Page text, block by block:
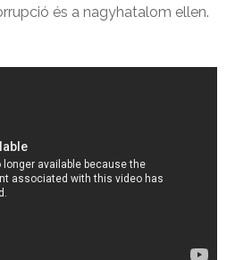
és a nagyhatalom ellen.